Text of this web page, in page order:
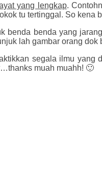
yang lengkap.
tu tertinggal. So kena
benda benda yang
lah gambar orang
segala ilmu
muah muahh! 🙂